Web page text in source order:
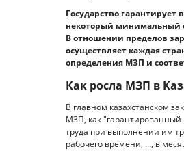
Государство
некоторый минимальный
В отношении пределов
осуществляет каждая
определения МЗП и
Как росла МЗП в
В главном казахстанском
МЗП, как
труда при выполнении им
рабочего времени, …, в